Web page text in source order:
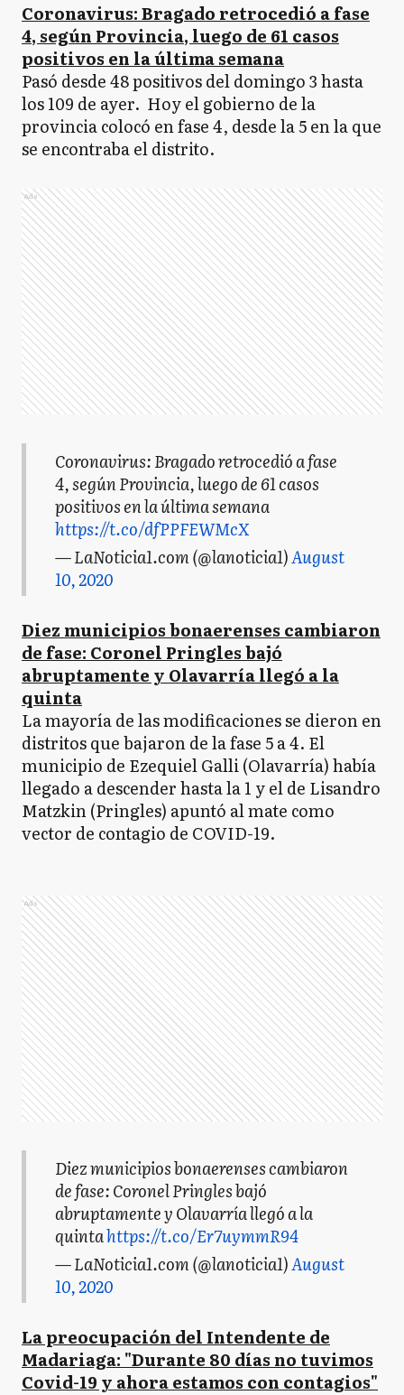
Coronavirus: Bragado retrocedió a fase
4, según Provincia, luego de 61 casos
positivos en la última semana
Pasó desde 48 positivos del domingo 3 hasta
los 109 de ayer. Hoy el gobierno de la
provincia colocó en fase 4, desde la 5 en la que
se encontraba el distrito.
Ads
Coronavirus: Bragado retrocedió a fase
4, según Provincia, luego de 61 casos
positivos en la última semana
https://t.co/dfPPFEWMcX
— LaNoticia1.com (@lanoticia1)August
10, 2020
Diez municipios bonaerenses cambiaron
de fase: Coronel Pringles bajó
abruptamente y Olavarría llegó a la
quinta
La mayoría de las modificaciones se dieron en
distritos que bajaron de la fase 5 a 4. El
municipio de Ezequiel Galli (Olavarría) había
llegado a descender hasta la 1 y el de Lisandro
Matzkin (Pringles) apuntó al mate como
vector de contagio de COVID-19.
Ads
Diez municipios bonaerenses cambiaron
de fase: Coronel Pringles bajó
abruptamente y Olavarría llegó a la
quintahttps://t.co/Er7uymmR94
— LaNoticia1.com (@lanoticia1)August
10, 2020
La preocupación del Intendente de
Madariaga: "Durante 80 días no tuvimos
Covid-19 y ahora estamos con contagios"